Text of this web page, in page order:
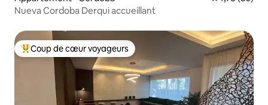
Nueva Cordoba Derqui accueillant
Coups de cœur voyageurs les plus appréciés
Coup de cœur voyageurs